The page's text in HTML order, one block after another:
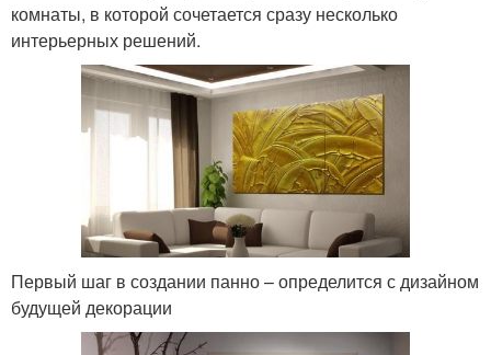
комнаты, в которой сочетается сразу несколько
интерьерных решений.
Первый шаг в создании панно – определится с дизайном
будущей декорации